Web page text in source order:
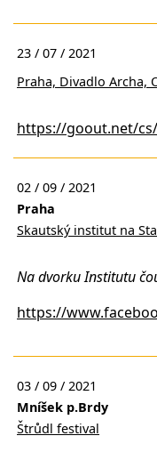
23 / 07 / 2021
Praha, Divadlo Archa,
https://goout.net/
02 / 09 / 2021
Praha
Skautský institut na
Na dvorku Institutu
https://
03 / 09 / 2021
Mníšek p.Brdy
Štrůdl festival